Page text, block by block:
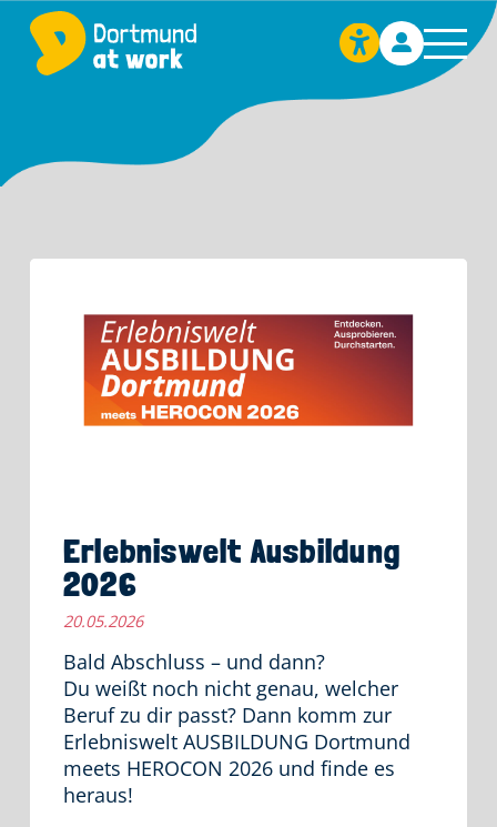
Erlebniswelt Ausbildung
2026
20.05.2026
Bald Abschluss – und dann?
Du weißt noch nicht genau, welcher
Beruf zu dir passt? Dann komm zur
Erlebniswelt AUSBILDUNG Dortmund
meets HEROCON 2026 und finde es
heraus!